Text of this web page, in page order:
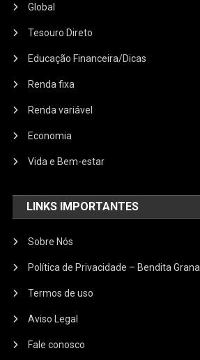
Global
Tesouro Direto
Educação Financeira/Dicas
Renda fixa
Renda variável
Economia
Vida e Bem-estar
LINKS IMPORTANTES
Sobre Nós
Política de Privacidade – Bendita Grana
Termos de uso
Aviso Legal
Fale conosco